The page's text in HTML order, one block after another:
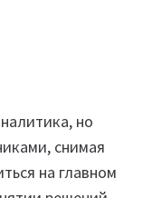
но
снимая
на главном